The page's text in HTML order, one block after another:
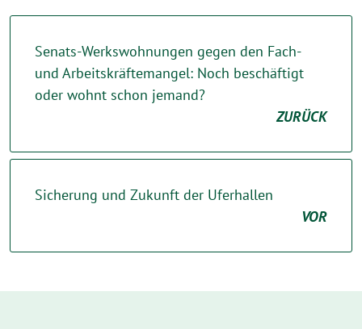
Senats-Werkswohnungen gegen den Fach-
und Arbeitskräftemangel: Noch beschäftigt
oder wohnt schon jemand?
ZURÜCK
Sicherung und Zukunft der Uferhallen
VOR